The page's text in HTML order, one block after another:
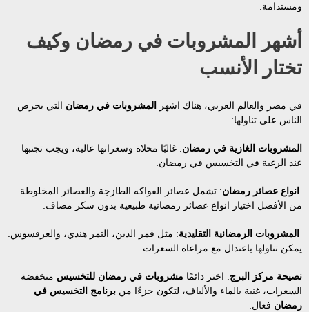
ومستدامة.
أشهر المشروبات في رمضان وكيف
تختار الأنسب
في مصر والعالم العربي، هناك اشهر المشروبات في رمضان التي يحرص
الناس على تناولها:
المشروبات الغازية في رمضان: غالبًا محلاة وسعراتها عالية، ويجب تجنبها
عند الرغبة في التخسيس في رمضان.
انواع عصائر رمضان: تشمل عصائر الفواكه الطازجة والعصائر المخلوطة.
من الأفضل اختيار انواع عصائر رمضانية طبيعية بدون سكر مضاف.
المشروبات الرمضانية التقليدية: مثل قمر الدين، التمر هندي، والعرقسوس.
يمكن تناولها باعتدال مع مراعاة السعرات.
نصيحة مركز البرج: اختر دائمًا مشروبات في رمضان للتخسيس منخفضة
السعرات، غنية بالماء والألياف، لتكون جزءًا من برنامج التخسيس في
رمضان فعال.